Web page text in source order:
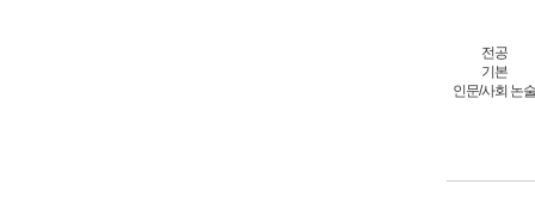
전공
기본
인문/사회 논술